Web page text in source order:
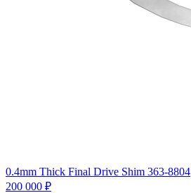
0.4mm Thick Final Drive Shim 363-8804
200 000 ₽